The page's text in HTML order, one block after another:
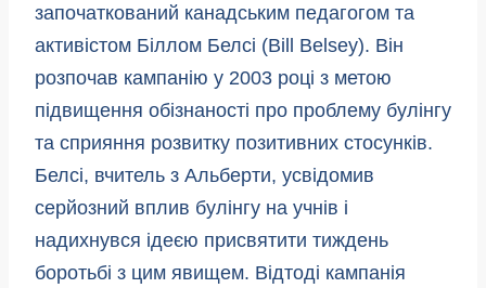
започаткований канадським педагогом та
активістом Біллом Белсі (Bill Belsey). Він
розпочав кампанію у 2003 році з метою
підвищення обізнаності про проблему булінгу
та сприяння розвитку позитивних стосунків.
Белсі, вчитель з Альберти, усвідомив
серйозний вплив булінгу на учнів і
надихнувся ідеєю присвятити тиждень
боротьбі з цим явищем. Відтоді кампанія